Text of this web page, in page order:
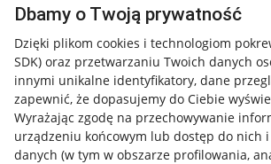
Dbamy o Twoją prywatność
Dzięki plikom cookies i technologiom
SDK) oraz przetwarzaniu Twoich danych
innymi unikalne identyfikatory, dane
zapewnić, że dopasujemy do Ciebie
Wyrażając zgodę na przechowywanie
urządzeniu końcowym lub dostęp do nich
danych (w tym w obszarze profilowania,